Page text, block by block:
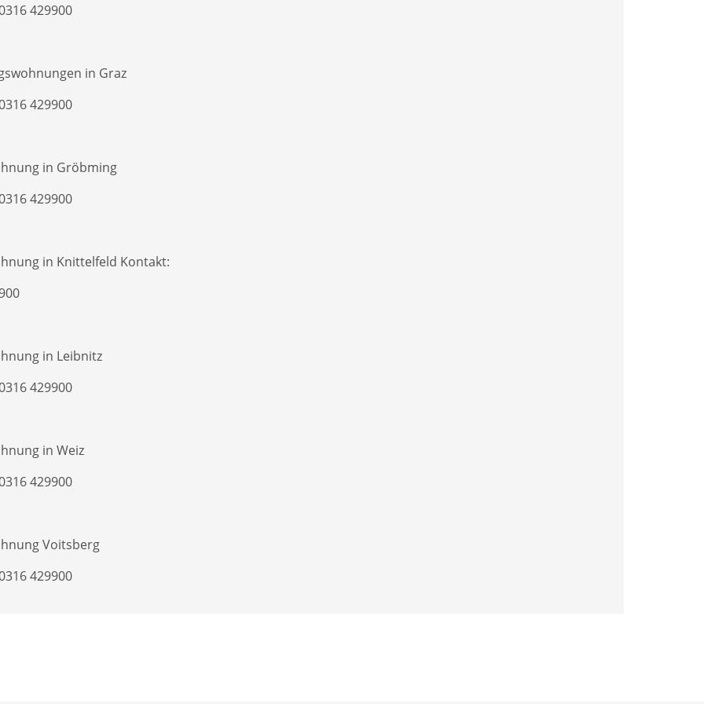
429900
in Graz
429900
in Gröbming
429900
in Knittelfeld Kontakt:
in Leibnitz
429900
in Weiz
429900
Voitsberg
429900